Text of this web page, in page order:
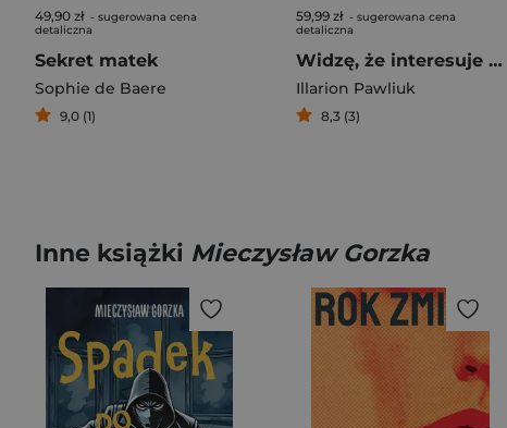
49,90 zł - sugerowana cena
detaliczna
Sekret matek
Sophie de Baere
9,0 (1)
59,99 zł - sugerowana cena
detaliczna
Widzę, że interesuje cię ciemność
Illarion Pawliuk
8,3 (3)
Inne książki Mieczysław Gorzka